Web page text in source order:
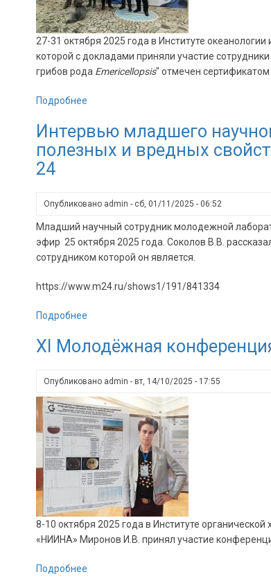
27-31 октября 2025 года в Институте
которой с докладами приняли участие
грибов рода Emericellopsis" отмечен
Подробнее
Международная
научно-
практической
исследования
и
образование"
Интервью младшего
полезных и вредных
24
Опубликовано admin - сб, 01/11/2025 - 06:52
Младший научный сотрудник молодежной
эфир 25 октября 2025 года. Соколов В.В.
сотрудником которой он является.
https://www.m24.ru/shows1/191/841334
Подробнее
младшего
сотрудника
биосинтеза
антибиотиков
Соколова
В.В.
о
полезных
вредных
свойствах
плесневых
XI Молодёжная
Опубликовано admin - вт, 14/10/2025 - 17:55
8-10 октября 2025 года в Институте
«НИИНА» Миронов И.В. принял участие
Подробнее